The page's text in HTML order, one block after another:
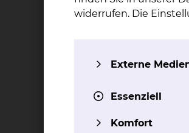
widerrufen. Die
Externe
Essenziell
Komfort